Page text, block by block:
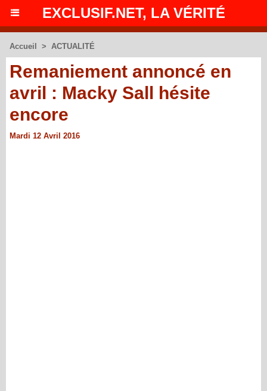
EXCLUSIF.NET, LA VÉRITÉ
Accueil > ACTUALITÉ
Remaniement annoncé en
avril : Macky Sall hésite
encore
Mardi 12 Avril 2016